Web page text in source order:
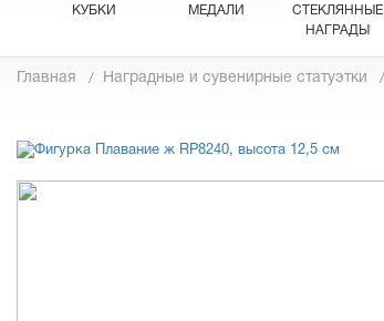
КУБКИ МЕДАЛИ
СТЕКЛЯННЫЕ
НАГРАДЫ
Главная Наградные и сувенирные статуэтки